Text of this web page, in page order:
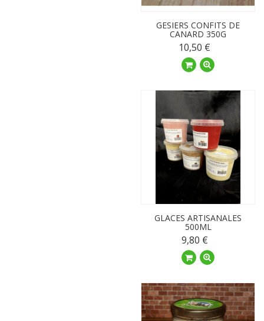
GESIERS CONFITS DE
CANARD 350G
10,50 €
GLACES ARTISANALES
500ML
9,80 €